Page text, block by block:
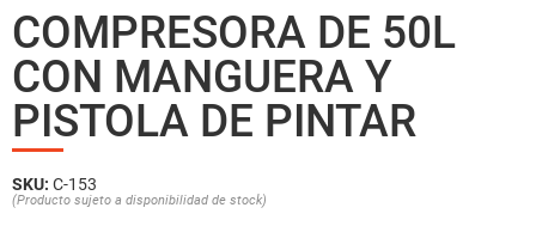
COMPRESORA DE 50L
CON MANGUERA Y
PISTOLA DE PINTAR
SKU: C-153
(Producto sujeto a disponibilidad de stock)